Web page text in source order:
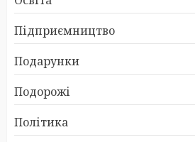
Підприємництво
Подарунки
Подорожі
Політика